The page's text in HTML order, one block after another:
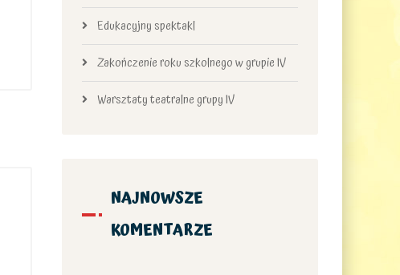
Edukacyjny spektakl
Zakończenie roku szkolnego w grupie IV
Warsztaty teatralne grupy IV
NAJNOWSZE
KOMENTARZE